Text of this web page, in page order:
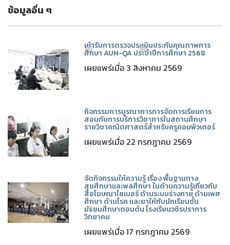
ข้อมูลอื่น ๆ
เข้ารับการตรวจประเมินประกันคุณภาพการ
ศึกษา AUN-QA ประจำปีการศึกษา 2568
เผยแพร่เมื่อ 3 สิงหาคม 2569
กิจกรรมการบูรณาการการจัดการเรียนการ
สอนกับการบริการวิชาการในสถานศึกษา
รายวิชาคณิตศาสตร์สำหรับครูคอมพิวเตอร์
เผยแพร่เมื่อ 22 กรกฎาคม 2569
จัดกิจกรรมให้ความรู้ เรื่อง พื้นฐานทาง
สุขศึกษาและพลศึกษา ในด้านความรู้เกี่ยวกับ
สื่อโฆษณาไซเบอร์ ด้านระบบร่างกาย ด้านเพศ
ศึกษา ด้านโรค และยาให้กับนักเรียนชั้น
มัธยมศึกษาตอนต้น โรงเรียนวชิรปราการ
วิทยาคม
เผยแพร่เมื่อ 17 กรกฎาคม 2569